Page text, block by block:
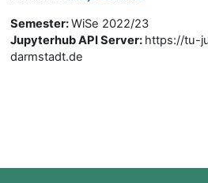
Semester:WiSe 2022/23
Jupyterhub API Server: https://tu-
darmstadt.de